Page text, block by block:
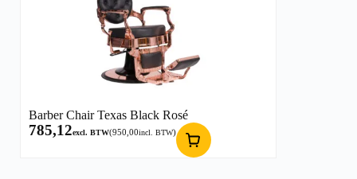
Barber Chair Texas Black Rosé
785,12excl. BTW(950,00incl. BTW)